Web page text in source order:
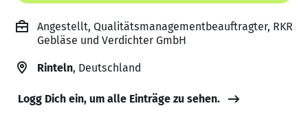
Angestellt, Qualitätsmanagementbeauftragter, RKR
Gebläse und Verdichter GmbH
Rinteln, Deutschland
Logg Dich ein, um alle Einträge zu sehen.